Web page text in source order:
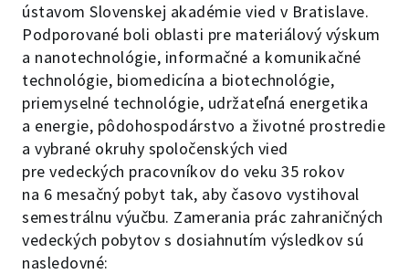
ústavom Slovenskej akadémie vied v Bratislave.
Podporované boli oblasti pre materiálový výskum
a nanotechnológie, informačné a komunikačné
technológie, biomedicína a biotechnológie,
priemyselné technológie, udržateľná energetika
a energie, pôdohospodárstvo a životné prostredie
a vybrané okruhy spoločenských vied
pre vedeckých pracovníkov do veku 35 rokov
na 6 mesačný pobyt tak, aby časovo vystihoval
semestrálnu výučbu. Zamerania prác zahraničných
vedeckých pobytov s dosiahnutím výsledkov sú
nasledovné: